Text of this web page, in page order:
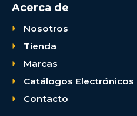
Acerca de
Nosotros
Tienda
Marcas
Catálogos Electrónicos
Contacto